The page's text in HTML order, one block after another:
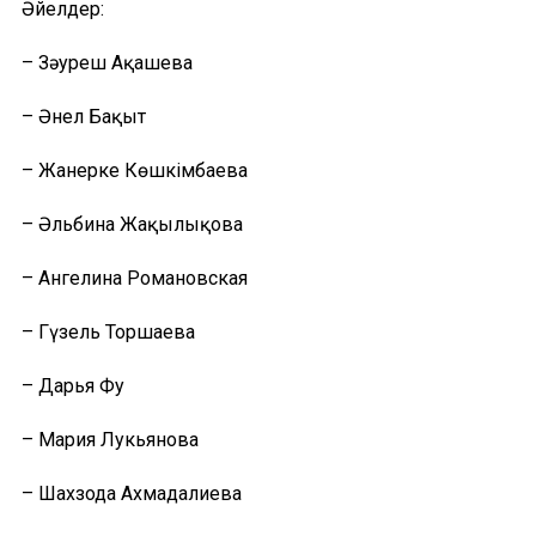
Әйелдер:
– Зәуреш Ақашева
– Әнел Бақыт
– Жанерке Көшкімбаева
– Әльбина Жақылықова
– Ангелина Романовская
– Гүзель Торшаева
– Дарья Фу
– Мария Лукьянова
– Шахзода Ахмадалиева